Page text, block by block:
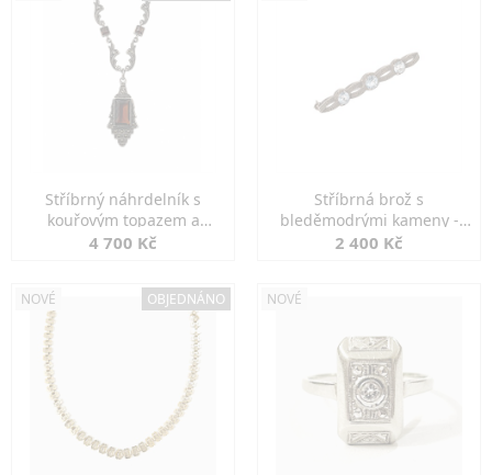
Stříbrný náhrdelník s
kouřovým topazem a
markazity
4 700 Kč
Stříbrná brož s
bleděmodrými kameny -
jemná elegance
2 400 Kč
NOVÉ OBJEDNÁNO NOVÉ